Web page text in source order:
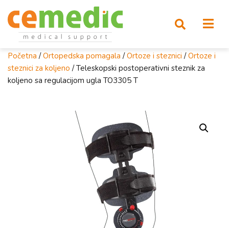
Početna /Ortopedska pomagala /Ortoze i steznici /Ortoze i
steznici za koljeno / Teleskopski postoperativni steznik za
koljeno sa regulacijom ugla TO3305 T